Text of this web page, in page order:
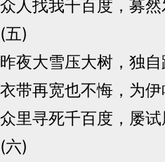
众人找我千百度，募
(五)
昨夜大雪压大树，独自
衣带再宽也不悔，为伊
众里寻死千百度，屡
(六)